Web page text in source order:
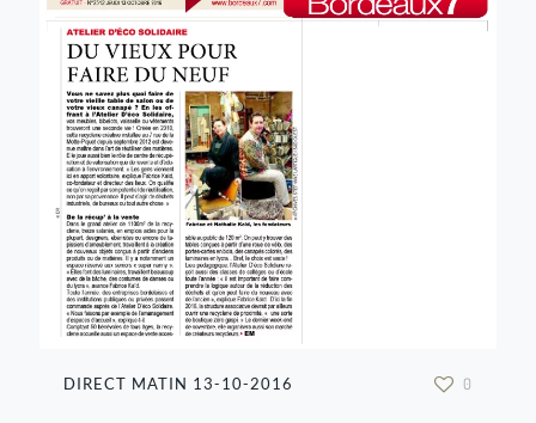
DIRECT MATIN 13-10-2016 0